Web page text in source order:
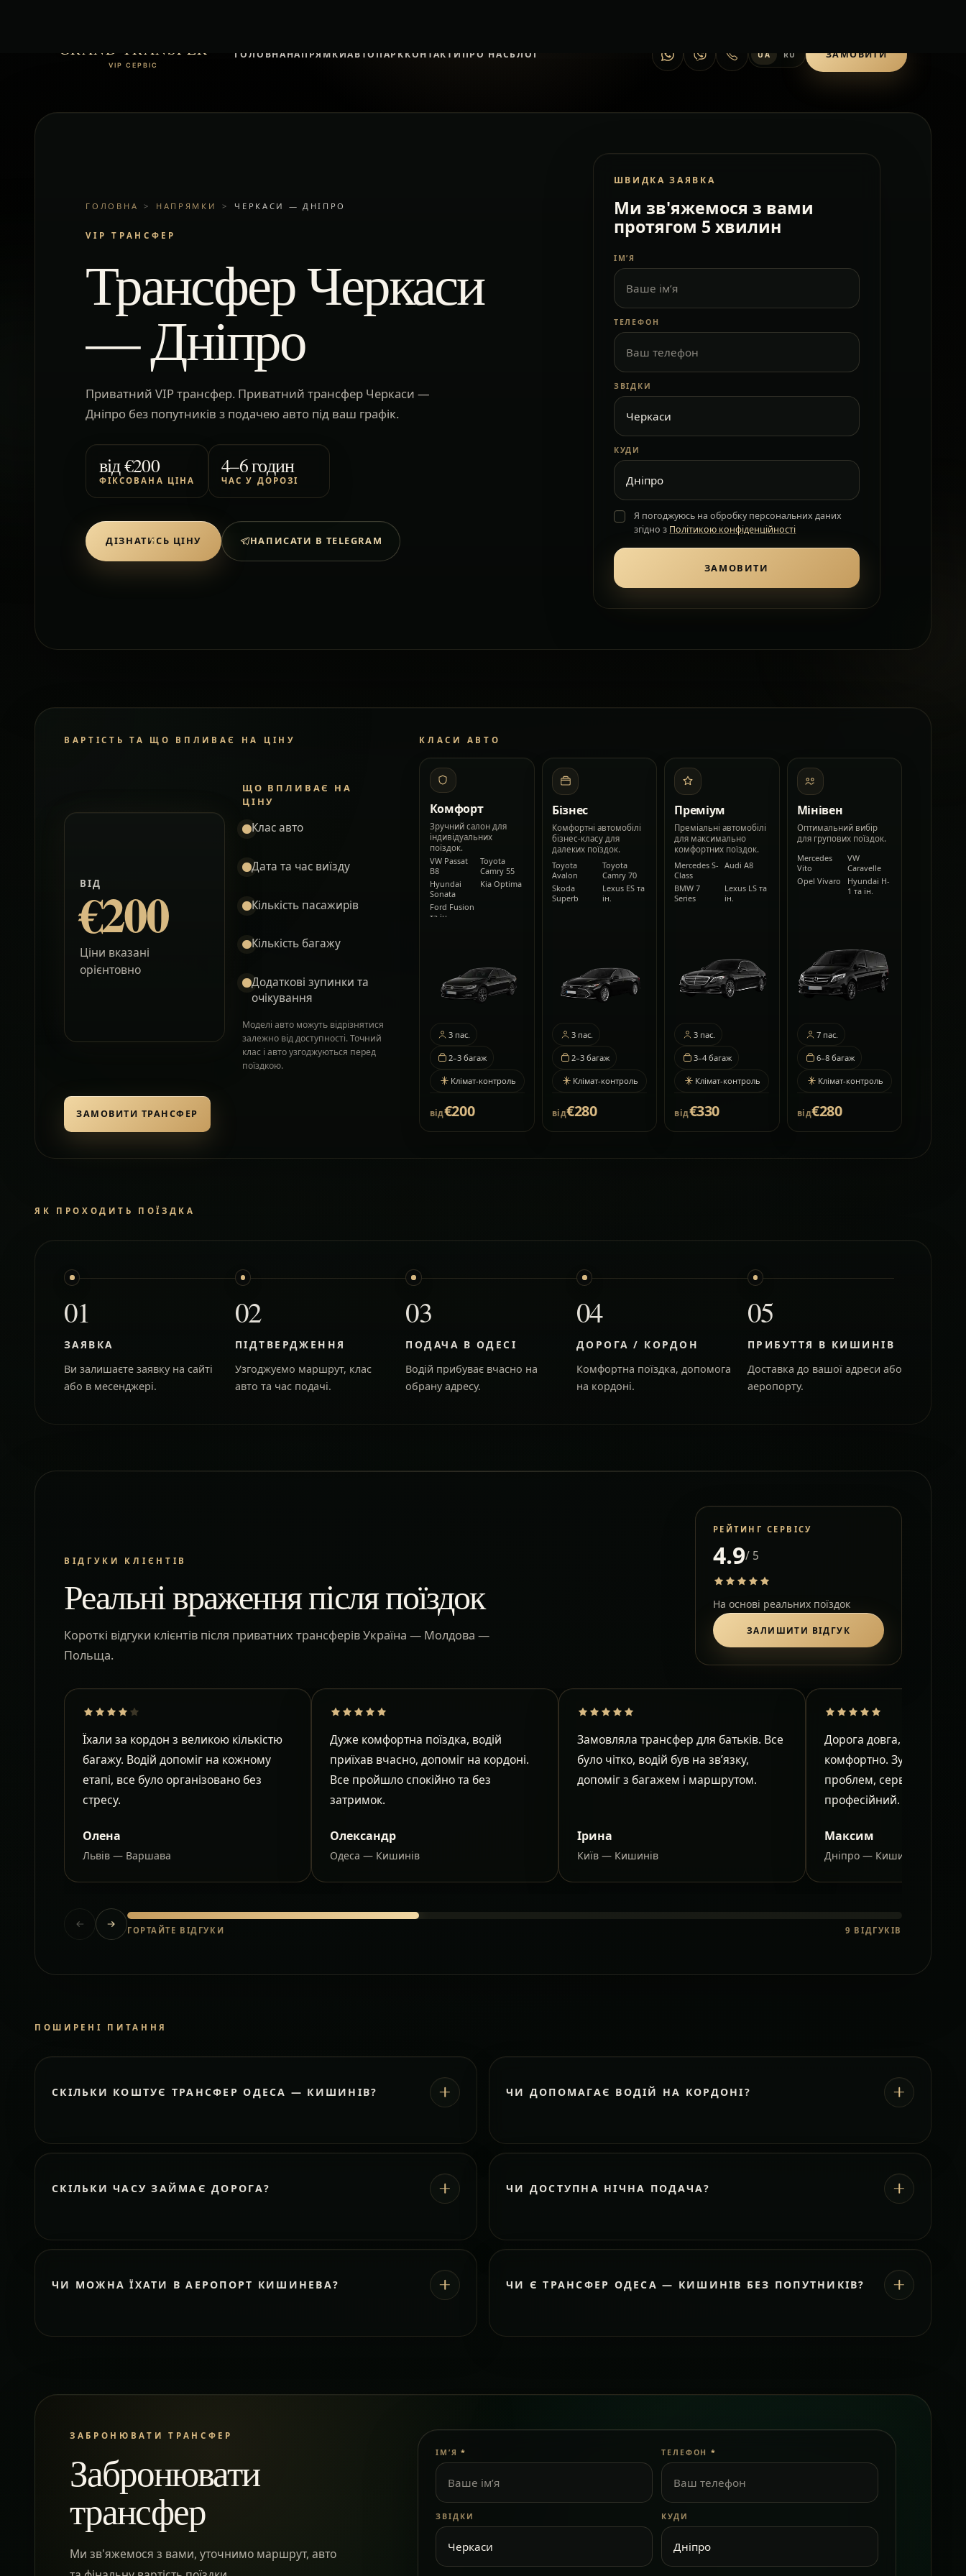
GRAND TRANSFER
VIP СЕРВІС
ГОЛОВНАНАПРЯМКИАВТОПАРККОНТАКТИ ПРО НАСБЛОГ UA RU ЗАМОВИТИ
ГОЛОВНА > НАПРЯМКИ > ЧЕРКАСИ — ДНІПРО
VIP ТРАНСФЕР
Трансфер Черкаси
— Дніпро
Приватний VIP трансфер. Приватний трансфер Черкаси —
Дніпро без попутників з подачею авто під ваш графік.
від€200
ФІКСОВАНА ЦІНА
4–6 годин
ЧАС У ДОРОЗІ
ДІЗНАТИСЬ ЦІНУ НАПИСАТИ В TELEGRAM
ШВИДКА ЗАЯВКА
Ми зв'яжемося з вами
протягом 5 хвилин
ІМ’Я
ТЕЛЕФОН
ЗВІДКИ
КУДИ
Я погоджуюсь на обробку персональних даних
згідно з Політикою конфіденційності
ЗАМОВИТИ
ВАРТІСТЬ ТА ЩО ВПЛИВАЄ НА ЦІНУ
ВІД
€200
Ціни вказані
орієнтовно
ЩО ВПЛИВАЄ НА
ЦІНУ
Клас авто
Дата та час виїзду
Кількість пасажирів
Кількість багажу
Додаткові зупинки та
очікування
Моделі авто можуть відрізнятися
залежно від доступності. Точний
клас і авто узгоджуються перед
поїздкою.
ЗАМОВИТИ ТРАНСФЕР
КЛАСИ АВТО
Комфорт
Зручний салон для
індивідуальних
поїздок.
VW Passat
B8
Toyota
Camry 55
Hyundai
Sonata
Kia Optima
Ford Fusion
та ін.
3 пас.
2–3 багаж
Клімат-контроль
від€200
Бізнес
Комфортні автомобілі
бізнес-класу для
далеких поїздок.
Toyota
Avalon
Toyota
Camry 70
Skoda
Superb
Lexus ES та
ін.
3 пас.
2–3 багаж
Клімат-контроль
від€280
Преміум
Преміальні автомобілі
для максимально
комфортних поїздок.
Mercedes S-
Class
Audi A8
BMW 7
Series
Lexus LS та
ін.
3 пас.
3–4 багаж
Клімат-контроль
від€330
Мінівен
Оптимальний вибір
для групових поїздок.
Mercedes
Vito
VW
Caravelle
Opel Vivaro
Hyundai H-
1 та ін.
7 пас.
6–8 багаж
Клімат-контроль
від€280
ЯК ПРОХОДИТЬ ПОЇЗДКА
01
ЗАЯВКА
Ви залишаєте заявку на сайті
або в месенджері.
02
ПІДТВЕРДЖЕННЯ
Узгоджуємо маршрут, клас
авто та час подачі.
03
ПОДАЧА В ОДЕСІ
Водій прибуває вчасно на
обрану адресу.
04
ДОРОГА / КОРДОН
Комфортна поїздка, допомога
на кордоні.
05
ПРИБУТТЯ В КИШИНІВ
Доставка до вашої адреси або
аеропорту.
ВІДГУКИ КЛІЄНТІВ
Реальні враження після поїздок
Короткі відгуки клієнтів після приватних трансферів Україна — Молдова —
Польща.
РЕЙТИНГ СЕРВІСУ
4.9/ 5
На основі реальних поїздок
ЗАЛИШИТИ ВІДГУК
Їхали за кордон з великою кількістю
багажу. Водій допоміг на кожному
етапі, все було організовано без
стресу.
Олена
Львів — Варшава
Дуже комфортна поїздка, водій
приїхав вчасно, допоміг на кордоні.
Все пройшло спокійно та без
затримок.
Олександр
Одеса — Кишинів
Замовляла трансфер для батьків. Все
було чітко, водій був на зв’язку,
допоміг з багажем і маршрутом.
Ірина
Київ — Кишинів
Дорога довга, але в
комфортно. Зупинки
проблем, сервіс
професійний.
Максим
Дніпро — Кишинів
ГОРТАЙТЕ ВІДГУКИ 9 ВІДГУКІВ
ПОШИРЕНІ ПИТАННЯ
СКІЛЬКИ КОШТУЄ ТРАНСФЕР ОДЕСА — КИШИНІВ?
СКІЛЬКИ ЧАСУ ЗАЙМАЄ ДОРОГА?
ЧИ МОЖНА ЇХАТИ В АЕРОПОРТ КИШИНЕВА?
ЧИ ДОПОМАГАЄ ВОДІЙ НА КОРДОНІ?
ЧИ ДОСТУПНА НІЧНА ПОДАЧА?
ЧИ Є ТРАНСФЕР ОДЕСА — КИШИНІВ БЕЗ ПОПУТНИКІВ?
ЗАБРОНЮВАТИ ТРАНСФЕР
Забронювати
трансфер
Ми зв'яжемося з вами, уточнимо маршрут, авто
ІМ’Я * ТЕЛЕФОН *
ЗВІДКИ КУДИ